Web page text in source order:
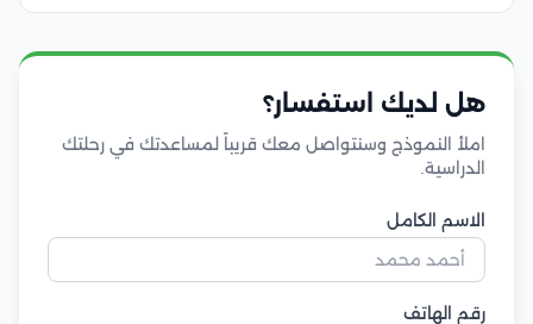
هل لديك استفسار؟
املأ النموذج وسنتواصل معك قريباً لمساعدتك في رحلتك
الدراسية.
الاسم الكامل
رقم الهاتف